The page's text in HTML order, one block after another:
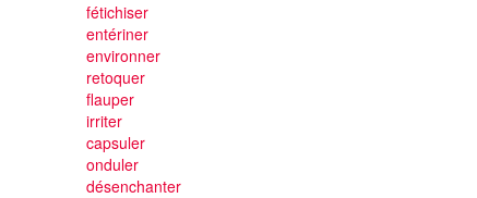
fétichiser
entériner
environner
retoquer
flauper
irriter
capsuler
onduler
désenchanter